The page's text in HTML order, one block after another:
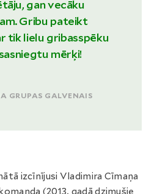
gan vecāku
Gribu pateikt
tik lielu gribasspēku
mērķi!
GRUPAS GALVENAIS
izcīnījusi Vladimira Cīmaņa
(2013. gadā dzimušie